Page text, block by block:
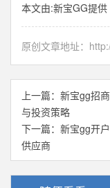
本文由:新宝GG提供
原创文章地址：
上一篇： 新宝gg招
与投资策略
下一篇： 新宝gg开
供应商